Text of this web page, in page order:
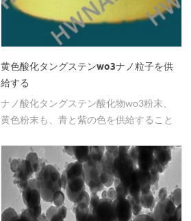
黄色酸化タングステンwo3ナノ粒子を供
給する
ナノ酸化タングステン酸化物wo3粉末、
黄色粉末も、青と紫の色を供給すること